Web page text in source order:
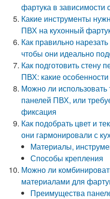
фартука в зависимости
Какие инструменты
ПВХ на кухонный
Как правильно
чтобы они идеально
Как подготовить стену
ПВХ: какие
Можно ли использовать
панелей ПВХ, или
фиксация
Как подобрать цвет и
они гармонировали с
Материалы,
Способы крепления
Можно ли
материалами для
Преимущества